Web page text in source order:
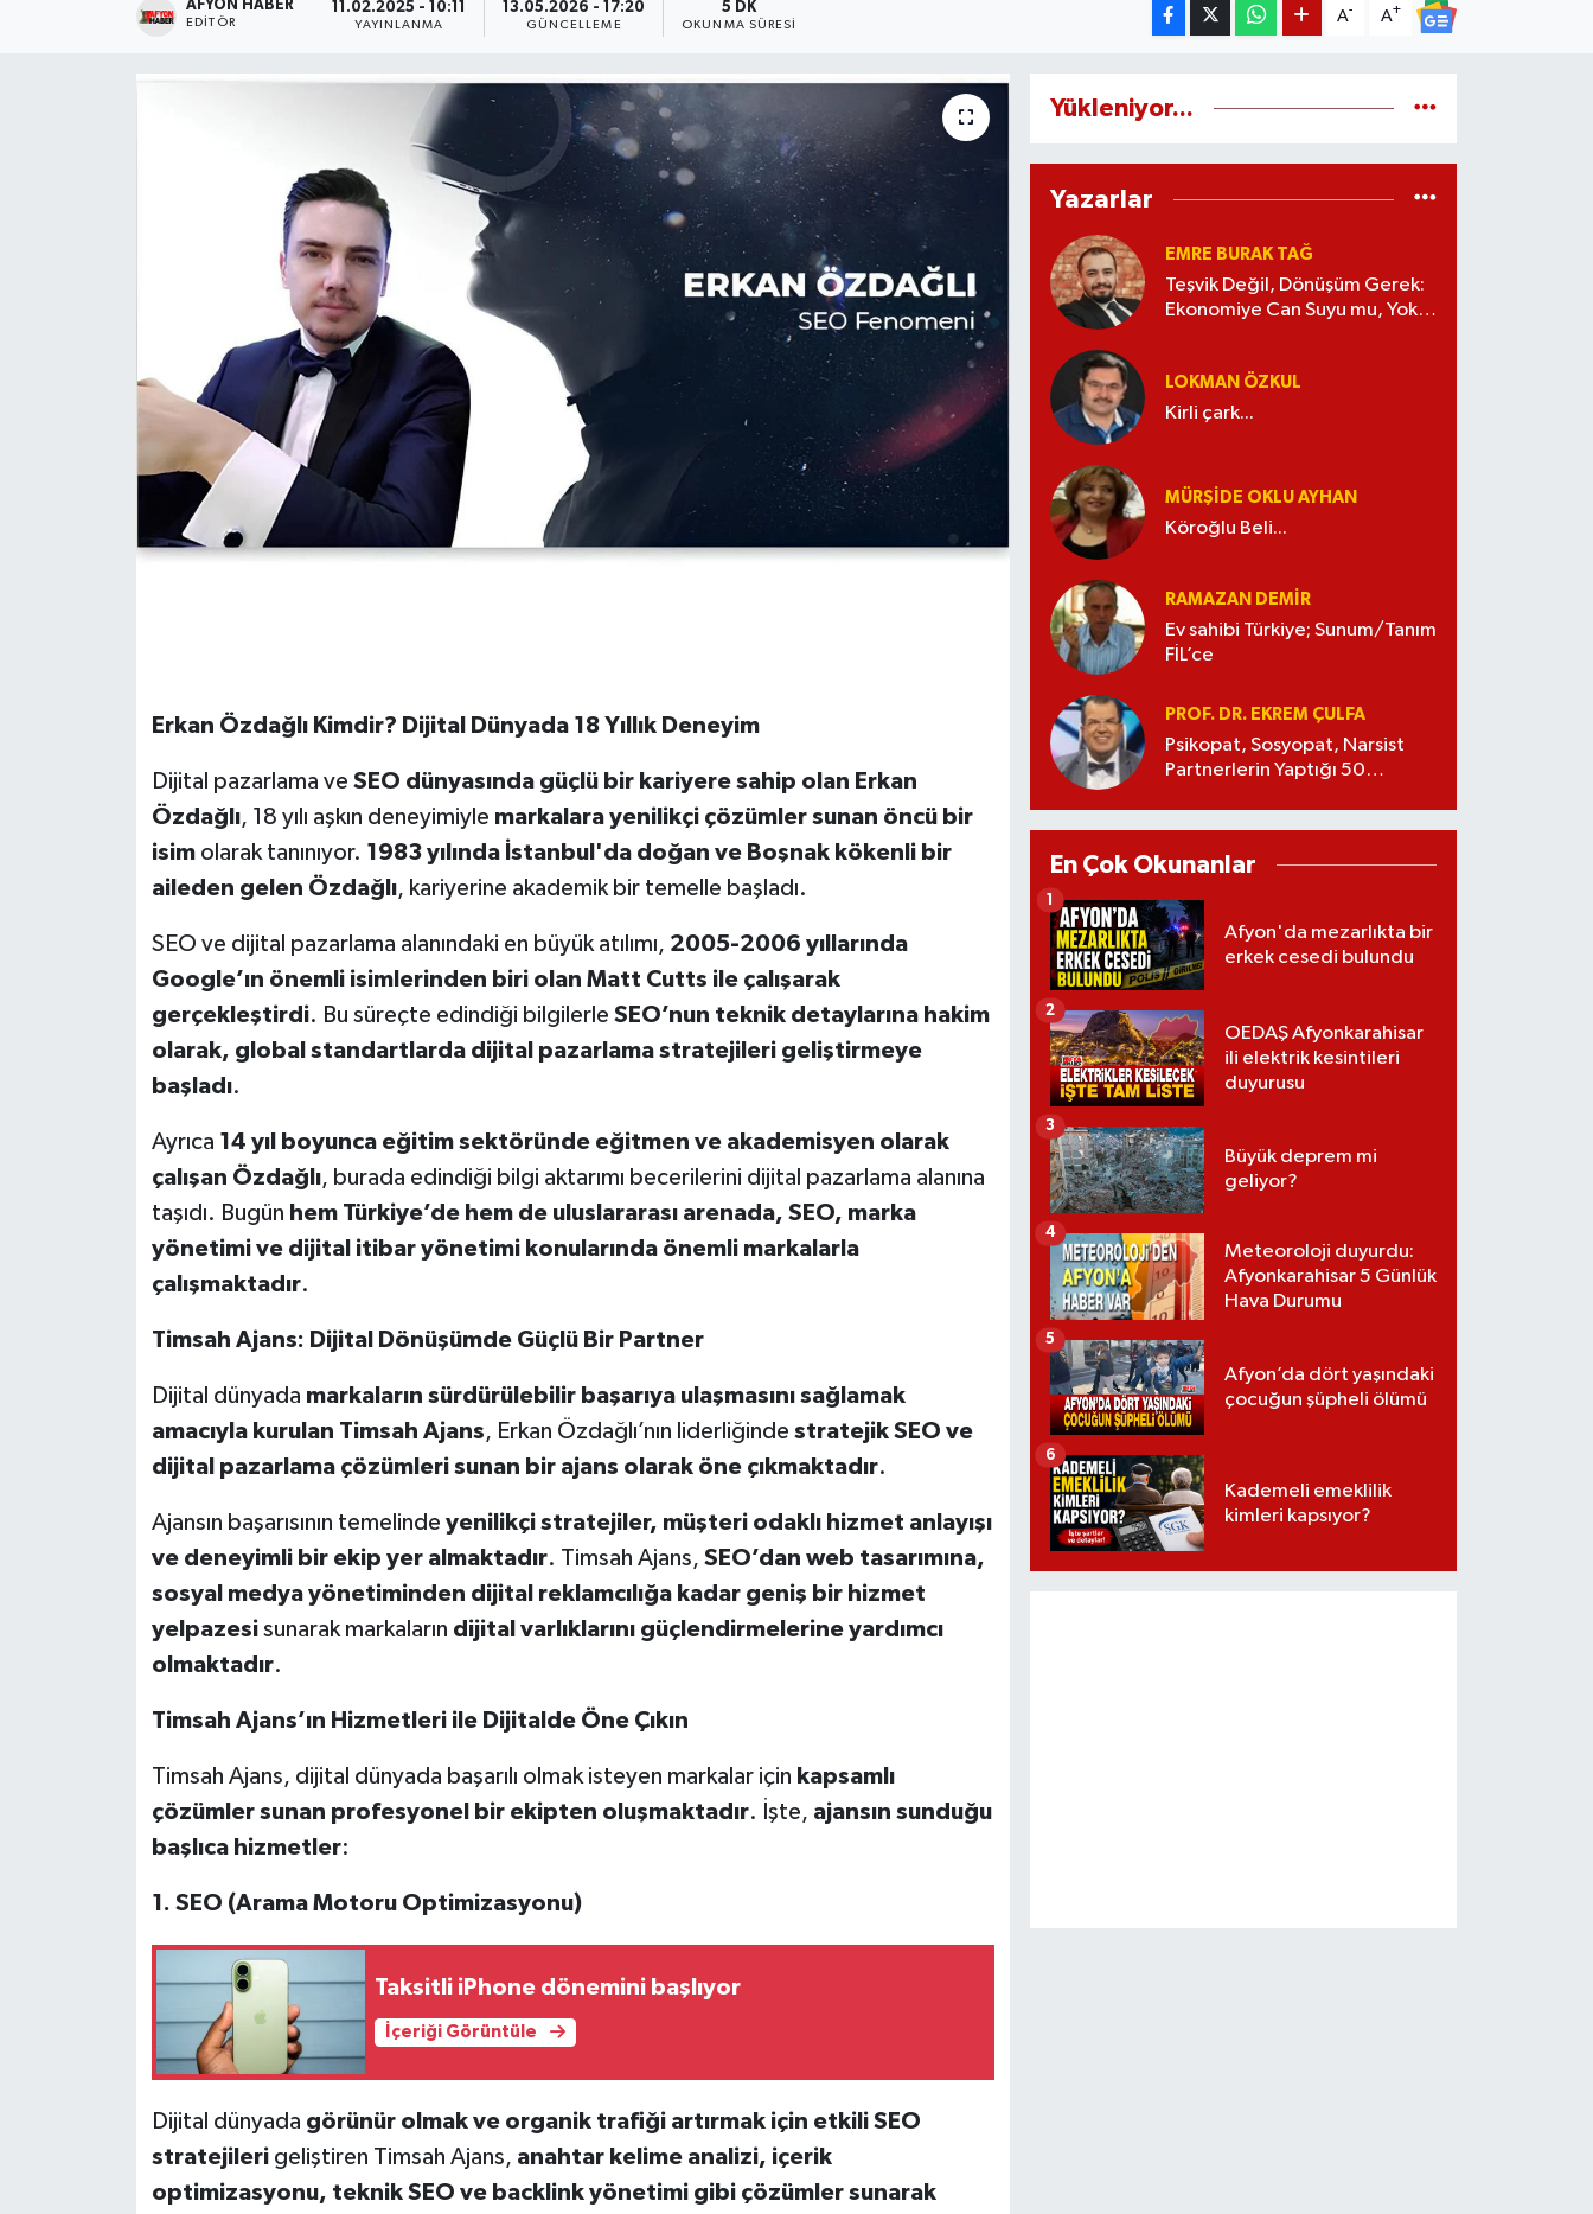
AFYON HABER
EDITÖR
11.02.2025 - 10:11
YAYINLANMA
13.05.2026 - 17:20
GÜNCELLEME
5 DK
OKUNMA SÜRESI
A- A+
Erkan Özdağlı Kimdir? Dijital Dünyada 18 Yıllık Deneyim
Dijital pazarlama ve SEO d ünyasında güçlü bir kariyere sahip olan Erkan
Özdağlı, 18 yılı aşkın deneyimiyle markalara yenilikçi çözümler sunan öncü bir
isimolarak tanınıyor. 1983 yılında İstanbul'da doğan ve Boşnak kö kenli bir
aileden gelen Özdağlı, kariyerine akademik bir temelle başladı.
SEO ve dijital pazarlama alanındaki en büyük atılımı, 2005-2006 yıllarında
Google’ın önemli isimlerinden biri olan Matt Cutts ile çalışarak
gerçekleştirdi. Bu süreçte edindiği bilgilerle SEO’nun teknik detaylarına hakim
olarak, global standartlarda dijital pazarlama stratejileri geliştirmeye
başladı.
Ayrıca 14 yıl boyunca eğitim sektöründe eğitmen ve akademisyen olarak
çalışan Özdağlı, burada edindiği bilgi aktarımı becerilerini dijital pazarlama alanına
taşıdı. Bugün hem Türkiye’de hem de uluslararası arenada, SEO, marka
yönetimi ve dijital itibar yönetimi konularında önemli markalarla
çalışmaktadır.
Timsah Ajans: Dijital Dönüşümde Güçlü Bir Partner
Dijital dünyada markaların sürdürülebilir başarıya ulaşmasını sağlamak
amacıyla kurulan Timsah Ajans, Erkan Özdağlı’nın liderliğinde stratejik SEO ve
dijital pazarlama çözümleri sunan bir ajans olarak öne çıkmaktadır.
Ajansın başarısının temelinde yenilikçi stratejiler, müşteri odaklı hizmet anlayışı
ve deneyimli bir ekip yer almaktadır. Timsah Ajans, SEO’dan web tasarımına,
sosyal medya yönetiminden dijital reklamcılığa kadar geniş bir hizmet
yelpazesisunarak markaların dijital varlıklarını güçlendirmelerine yardımcı
olmaktadır.
Timsah Ajans’ın Hizmetleri ile Dijitalde Öne Çıkın
Timsah Ajans, dijital dünyada başarılı olmak isteyen markalar için kapsamlı
çözümler sunan profesyonel bir ekipten oluşmaktadır. İşte, ajansın sunduğu
başlıca hizmetler:
1. SEO (Arama Motoru Optimizasyonu)
Taksitli iPhone dönemini başlıyor
İçeriği Görüntüle
Dijital dünyada görünür olmak ve organik trafiği artırmak için etkili SEO
stratejilerigeliştiren Timsah Ajans, anahtar kelime analizi, içerik
optimizasyonu, teknik SEO ve backlink yönetimi gibi çözümler sunarak
Yükleniyor...
Yazarlar
EMRE BURAK TAĞ
Teşvik Değil, Dönüşüm Gerek:
Ekonomiye Can Suyu mu, Yoksa
LOKMAN ÖZKUL
Kirli çark...
MÜRŞIDE OKLU AYHAN
Köroğlu Beli...
RAMAZAN DEMİR
Ev sahibi Türkiye; Sunum/Tanım
FİL’ce
PROF. DR. EKREM ÇULFA
Psikopat, Sosyopat, Narsist
Partnerlerin Yaptığı 50
En Çok Okunanlar
Afyon'da mezarlıkta bir
erkek cesedi bulundu
1
OEDAŞ Afyonkarahisar
ili elektrik kesintileri
duyurusu
2
Büyük deprem mi
geliyor?
3
Meteoroloji duyurdu:
Afyonkarahisar 5 Günlük
Hava Durumu
4
Afyon’da dört yaşındaki
çocuğun şüpheli ölümü
5
Kademeli emeklilik
kimleri kapsıyor?
6